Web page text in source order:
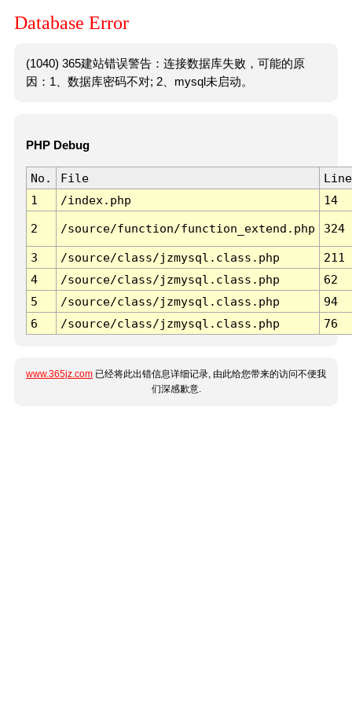
Database Error
(1040) 365建站错误警告：连接数据库失败，可能的原
因：1、数据库密码不对; 2、mysql未启动。
PHP Debug
No. File
Line
1
/index.php 14
2 /source/function/function_extend.php 324
3 /source/class/jzmysql.class.php
211
4
/source/class/jzmysql.class.php
62
5
/source/class/jzmysql.class.php
94
6
/source/class/jzmysql.class.php 76
www.365jz.com 已经将此出错信息详细记录, 由此给您带来的访问不便我
们深感歉意.